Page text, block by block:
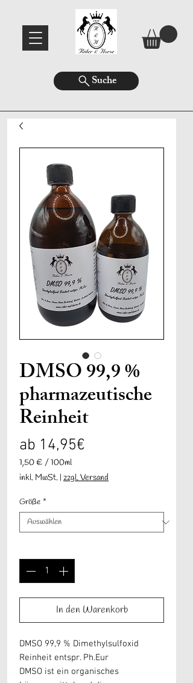
Suche
DMSO 99,9 %
pharmazeutische
Reinheit
ab 14,95€
1,50 € / 100ml
1,50 €
pro
Milliliter
inkl. MwSt.| zzgl. Versand
Größe *
In den Warenkorb
DMSO 99,9 % Dimethylsulfoxid
Reinheit entspr. Ph.Eur
DMSO ist ein organisches